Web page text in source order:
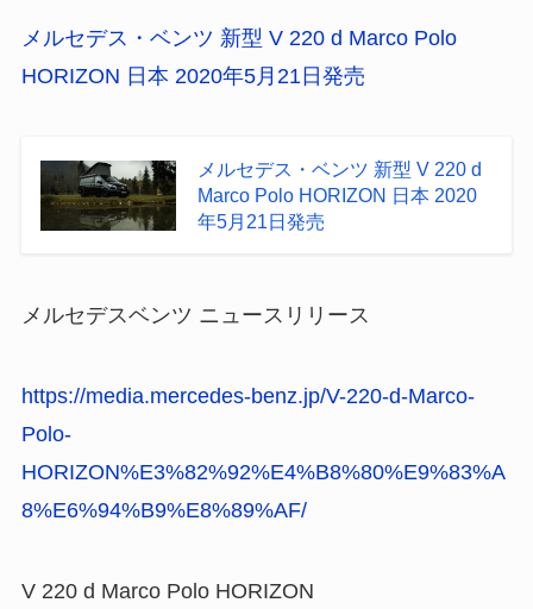
メルセデス・ベンツ 新型 V 220 d Marco Polo
HORIZON 日本 2020年5月21日発売
メルセデス・ベンツ 新型 V 220 d
Marco Polo HORIZON 日本 2020
年5月21日発売
メルセデスベンツ ニュースリリース
https://media.mercedes-benz.jp/V-220-d-Marco-
Polo-
HORIZON%E3%82%92%E4%B8%80%E9%83%A
8%E6%94%B9%E8%89%AF/
V 220 d Marco Polo HORIZON